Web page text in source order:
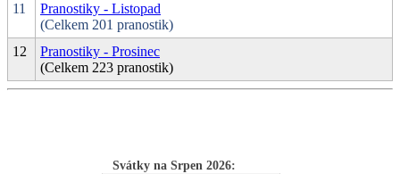
11
Pranostiky - Listopad
(Celkem 201 pranostik)
12
Pranostiky - Prosinec
(Celkem 223 pranostik)
Svátky na Srpen 2026: